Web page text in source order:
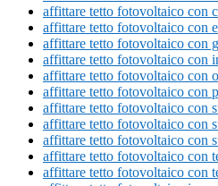
affittare tetto fotovoltaico con
affittare tetto fotovoltaico con
affittare tetto fotovoltaico con
affittare tetto fotovoltaico con
affittare tetto fotovoltaico con
affittare tetto fotovoltaico con
affittare tetto fotovoltaico con
affittare tetto fotovoltaico con
affittare tetto fotovoltaico con
affittare tetto fotovoltaico con
affittare tetto fotovoltaico con